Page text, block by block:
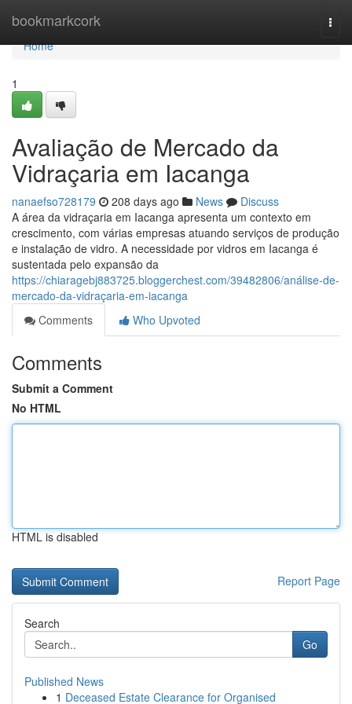
bookmarkcork
Home
Home
1
Avaliação de Mercado da
Vidraçaria em Iacanga
nanaefso728179 208 days ago News
Discuss
A área da vidraçaria em Iacanga apresenta um contexto em
crescimento, com várias empresas atuando serviços de produção
e instalação de vidro. A necessidade por vidros em Iacanga é
sustentada pelo expansão da
https://chiaragebj883725.bloggerchest.com/39482806/análise-de-
mercado-da-vidraçaria-em-iacanga
Comments
Who Upvoted
Comments
Submit a Comment
No HTML
HTML is disabled
Report Page
Search
Go
Published News
1 Deceased Estate Clearance for Organised